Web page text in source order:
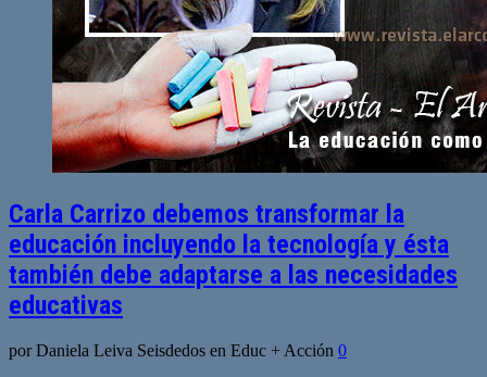
Carla Carrizo debemos transformar la
educación incluyendo la tecnología y ésta
también debe adaptarse a las necesidades
educativas
por Daniela Leiva Seisdedos en Educ + Acción 0